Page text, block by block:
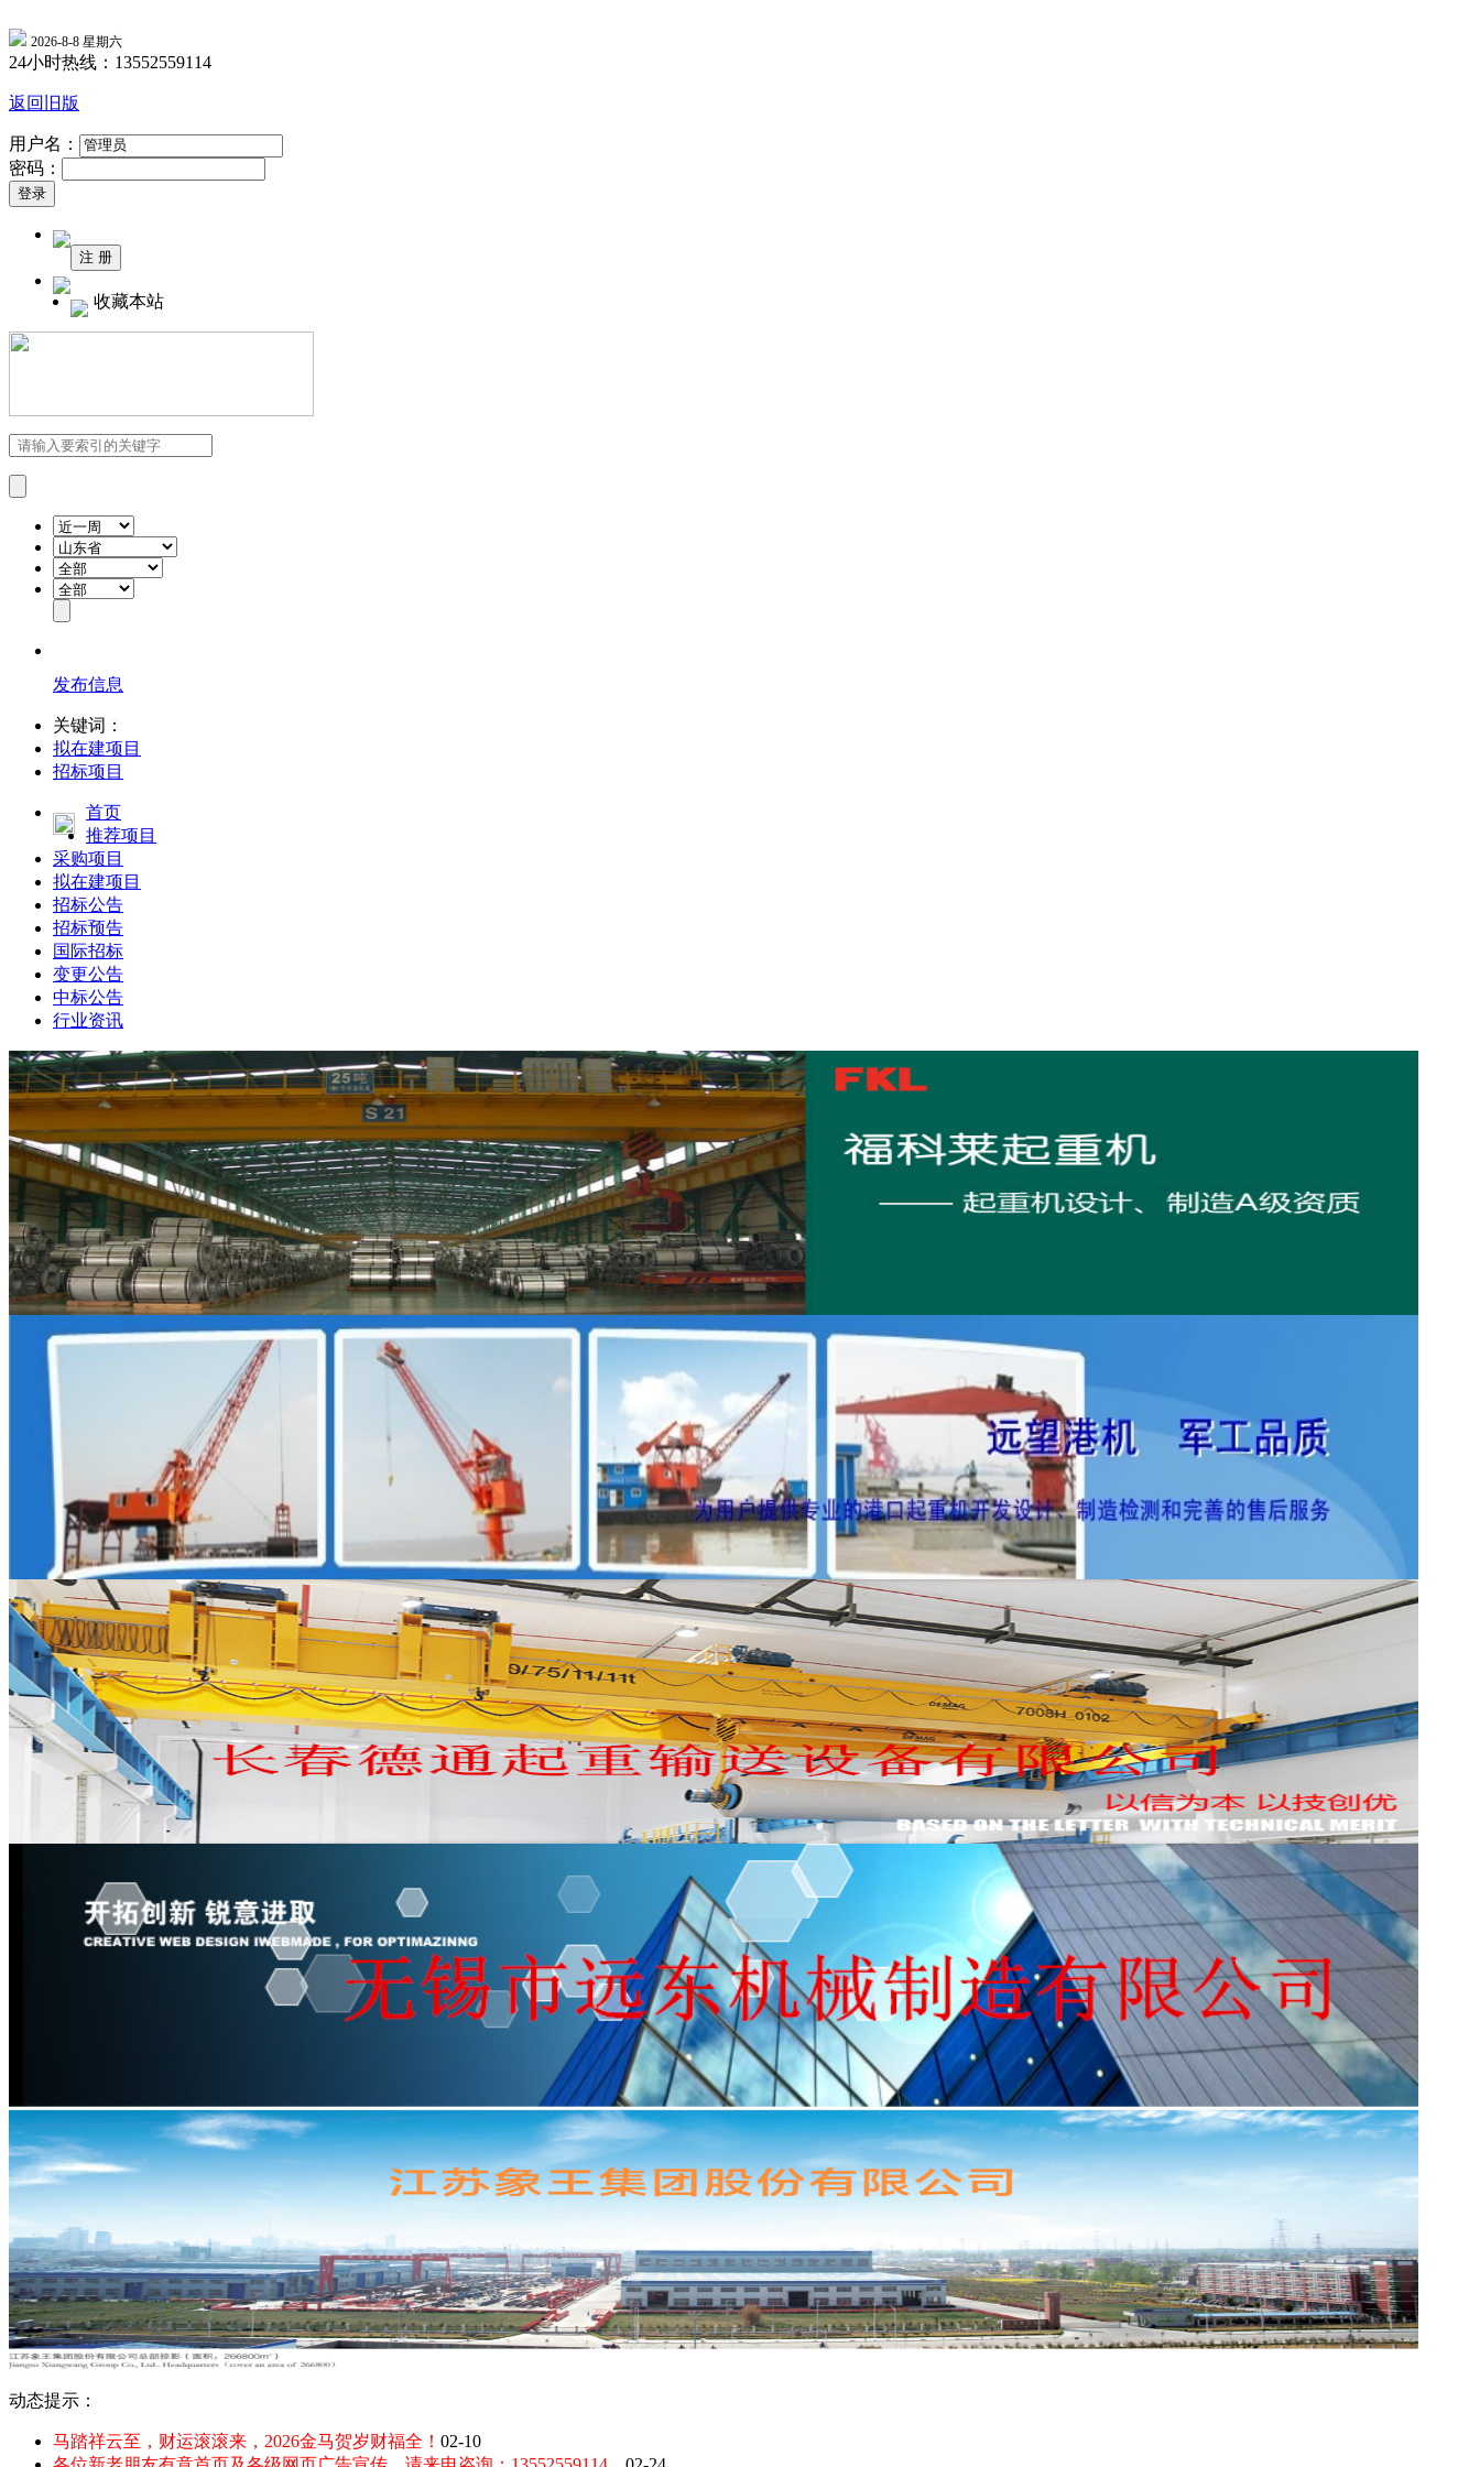
2026-8-8 星期六
24小时热线：13552559114
返回旧版
用户名：
密码：
收藏本站
发布信息
关键词：
拟在建项目
招标项目
首页
推荐项目
采购项目
拟在建项目
招标公告
招标预告
国际招标
变更公告
中标公告
行业资讯
动态提示：
马踏祥云至，财运滚滚来，2026金马贺岁财福全！ 02-10